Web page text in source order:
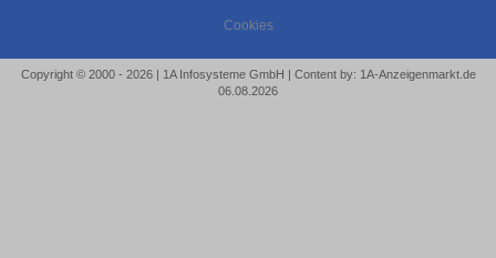
Cookies
Copyright © 2000 - 2026 | 1A Infosysteme GmbH | Content by: 1A-Anzeigenmarkt.de
06.08.2026